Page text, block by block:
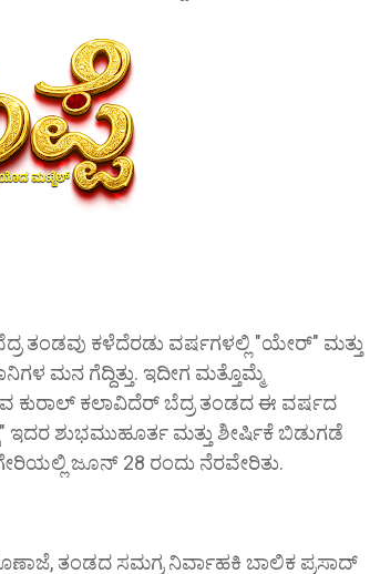
ತಂಡವು ಕಳೆದೆರಡು ವರ್ಷಗಳಲ್ಲಿ "ಯೇರ್" ಮತ್ತು
ಮನ ಗೆದ್ದಿತ್ತು. ಇದೀಗ ಮತ್ತೊಮ್ಮೆ
ಕುರಾಲ್ ಕಲಾವಿದೆರ್ ಬೆದ್ರ ತಂಡದ ಈ ವರ್ಷದ
ಇದರ ಶುಭಮುಹೂರ್ತ ಮತ್ತು ಶೀರ್ಷಿಕೆ ಬಿಡುಗಡೆ
ಜೂನ್ 28 ರಂದು ನೆರವೇರಿತು.
ತಂಡದ ಸಮಗ್ರ ನಿರ್ವಾಹಕಿ ಬಾಲಿಕ ಪ್ರಸಾದ್